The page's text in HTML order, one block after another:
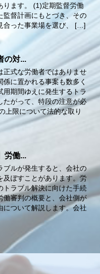
ります。 (1)定期監督労働
監督計画にもとづき、その
合った事業場を選び、 […]
の対...
正式な労働者ではありませ
係に置かれる事案も数多く
用期間ゆえに発生するトラ
たがって、特段の注意が必
上限について法的な取り
労働...
ブルが発生すると、会社の
及ぼすことがあります。労
トラブル解決に向けた手続
働審判の概要と、会社側が
について解説します。会社